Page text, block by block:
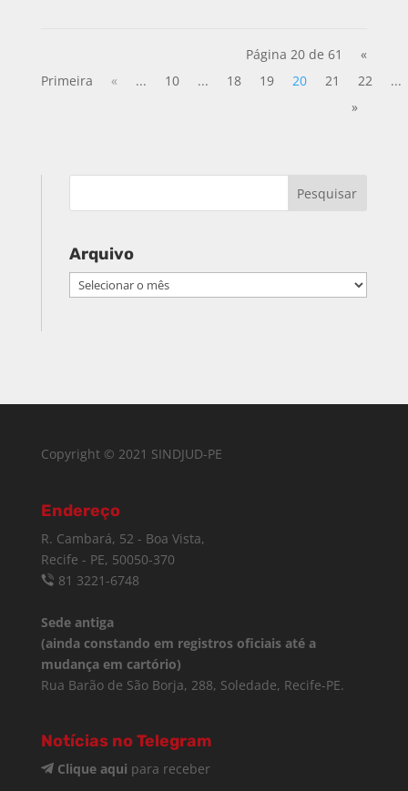
Página 20 de 61
«
Primeira
« ... 10 ... 18 19 20 21 22
...
»
Arquivo
Arquivo
Copyright © 2021 SINDJUD-PE
Endereço
R. Cambará, 52 - Boa Vista,
Recife - PE, 50050-370
81 3221-6748
Sede antiga
(ainda constando em registros oficiais até a
mudança em cartório)
Rua Barão de São Borja, 288, Soledade, Recife-PE.
Notícias no Telegram
Clique aqui para receber